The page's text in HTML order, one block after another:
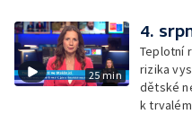
festival
25 min
4.
Teplotní
rizika
dětské
k